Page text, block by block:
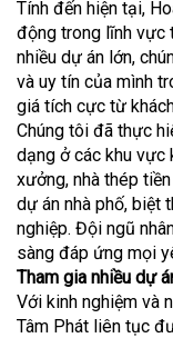
Tính đến hiện tại,
động trong lĩnh vực
nhiều dự án lớn,
và uy tín của mình
giá tích cực từ
Chúng tôi đã thực
dạng ở các khu vực
xưởng, nhà thép
dự án nhà phố, biệt
nghiệp. Đội ngũ
sàng đáp ứng mọi
Tham gia nhiều dự
Với kinh nghiệm và
Tâm Phát liên tục